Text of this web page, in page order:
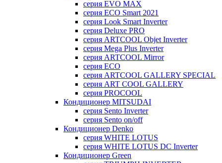
серия EVO MAX
серия ECO Smart 2021
серия Look Smart Inverter
серия Deluxe PRO
серия ARTCOOL Objet Inverter
серия Mega Plus Inverter
серия ARTCOOL Mirror
серия ECO
серия ARTCOOL GALLERY SPECIAL
серия ART COOL GALLERY
серия PROCOOL
Кондиционер MITSUDAI
серия Sento Inverter
серия Sento on/off
Кондиционер Denko
серия WHITE LOTUS
серия WHITE LOTUS DC Inverter
Кондиционер Green